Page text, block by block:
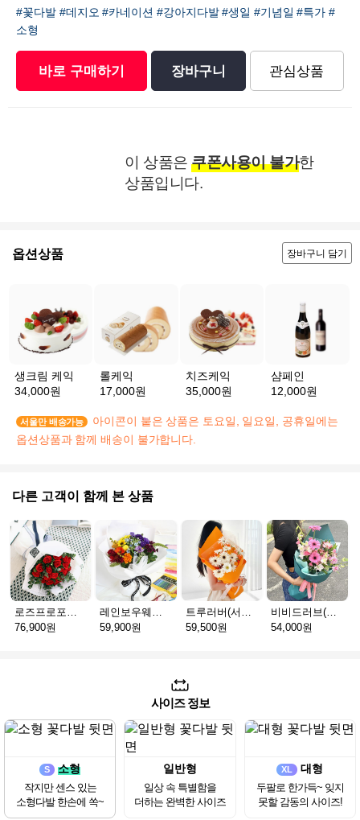
#꽃다발 #데지오 #카네이션 #강아지다발 #생일 #기념일 #특가 #
소형
바로 구매하기 장바구니 관심상품
이 상품은 쿠폰사용이 불가한
상품입니다.
옵션상품 장바구니 담기
생크림 케익
34,000원
롤케익
17,000원
치즈케익
35,000원
샴페인
12,000원
서울만 배송가능
아이콘이 붙은 상품은 토요일, 일요일, 공휴일에는
옵션상품과 함께 배송이 불가합니다.
다른 고객이 함께 본 상품
76,900원
59,900원
59,500원
54,000원
사이즈 정보
S 소형
작지만 센스 있는
소형다발 한손에 쏙~
일반형
일상 속 특별함을
더하는 완벽한 사이즈
XL 대형
두팔로 한가득~ 잊지
못할 감동의 사이즈!